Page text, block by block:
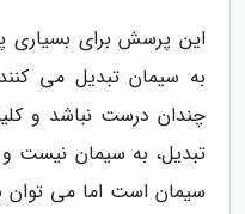
این پرسش برای بسیاری
به سیمان تبدیل می
چندان درست نباشد و
تبدیل، به سیمان نیست و
سیمان است اما می توان